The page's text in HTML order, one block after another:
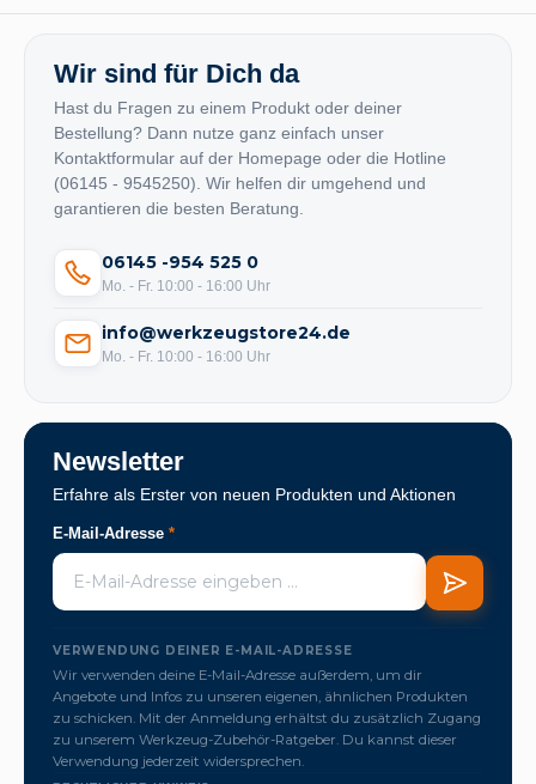
Wir sind für Dich da
Hast du Fragen zu einem Produkt oder deiner
Bestellung? Dann nutze ganz einfach unser
Kontaktformular auf der Homepage oder die Hotline
(06145 - 9545250). Wir helfen dir umgehend und
garantieren die besten Beratung.
06145 -954 525 0
Mo. - Fr. 10:00 - 16:00 Uhr
info@werkzeugstore24.de
Mo. - Fr. 10:00 - 16:00 Uhr
Newsletter
Erfahre als Erster von neuen Produkten und Aktionen
E-Mail-Adresse *
VERWENDUNG DEINER E-MAIL-ADRESSE
Wir verwenden deine E-Mail-Adresse außerdem, um dir
Angebote und Infos zu unseren eigenen, ähnlichen Produkten
zu schicken. Mit der Anmeldung erhältst du zusätzlich Zugang
zu unserem Werkzeug-Zubehör-Ratgeber. Du kannst dieser
Verwendung jederzeit widersprechen.